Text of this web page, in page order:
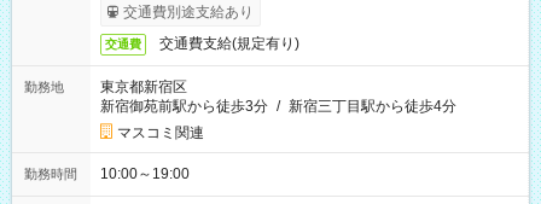
交通費別途支給あり
交通費 交通費支給(規定有り)
勤務地
東京都新宿区
新宿御苑前駅から徒歩3分 / 新宿三丁目駅から徒歩4分
マスコミ関連
勤務時間 10:00～19:00